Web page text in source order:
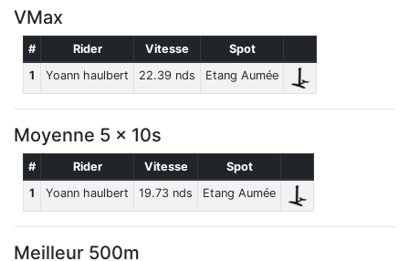
VMax
# Rider Vitesse
Spot
1
Yoann haulbert 22.39 nds Etang Aumée
Moyenne 5 x 10s
# Rider Vitesse
Spot
1
Yoann haulbert 19.73 nds Etang Aumée
Meilleur 500m